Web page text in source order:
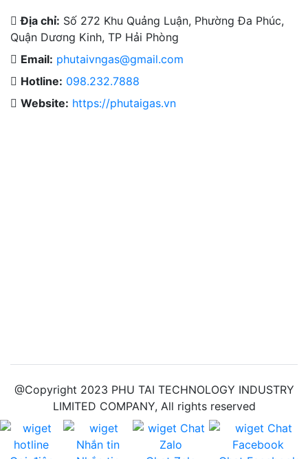
Địa chỉ: Số 272 Khu Quảng Luận, Phường Đa Phúc,
Quận Dương Kinh, TP Hải Phòng
Email: phutaivngas@gmail.com
Hotline: 098.232.7888
Website: https://phutaigas.vn
Cho Thuê Thiết Bị Hệ Thống
@Copyright 2023 PHU TAI TECHNOLOGY INDUSTRY
LIMITED COMPANY, All rights reserved